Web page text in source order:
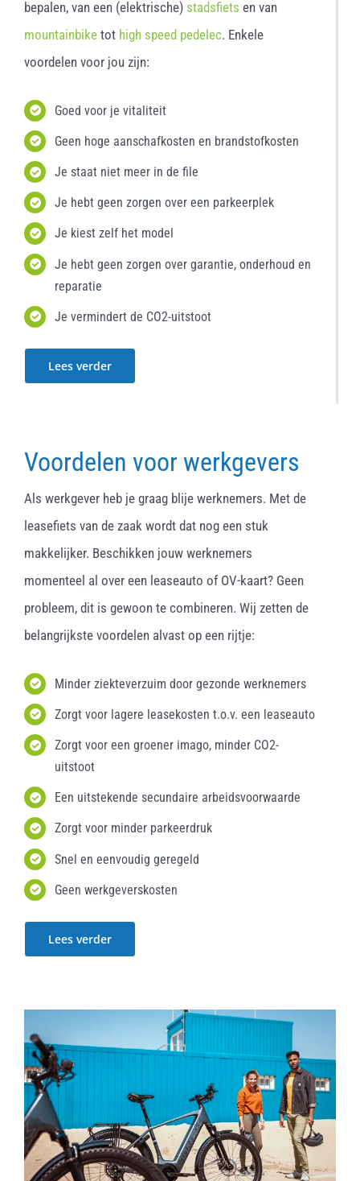
bepalen, van een (elektrische) stadsfiets en van
mountainbiketot high speed pedelec. Enkele
voordelen voor jou zijn:
Goed voor je vitaliteit
Geen hoge aanschafkosten en brandstofkosten
Je staat niet meer in de file
Je hebt geen zorgen over een parkeerplek
Je kiest zelf het model
Je hebt geen zorgen over garantie, onderhoud en
reparatie
Je vermindert de CO2-uitstoot
Lees verder
Voordelen voor werkgevers
Als werkgever heb je graag blije werknemers. Met de
leasefiets van de zaak wordt dat nog een stuk
makkelijker. Beschikken jouw werknemers
momenteel al over een leaseauto of OV-kaart? Geen
probleem, dit is gewoon te combineren. Wij zetten de
belangrijkste voordelen alvast op een rijtje:
Minder ziekteverzuim door gezonde werknemers
Zorgt voor lagere leasekosten t.o.v. een leaseauto
Zorgt voor een groener imago, minder CO2-
uitstoot
Een uitstekende secundaire arbeidsvoorwaarde
Zorgt voor minder parkeerdruk
Snel en eenvoudig geregeld
Geen werkgeverskosten
Lees verder